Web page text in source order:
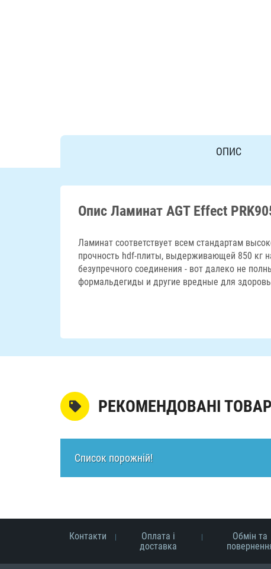
ОПИС
Опис Ламинат AGT Effect
Ламинат соответствует всем стандартам
прочность hdf-плиты, выдерживающей 850 кг
безупречного соединения - вот далеко не
формальдегиды и другие вредные для
РЕКОМЕНДОВАНІ
Список порожній!
Контакти
Оплата і
доставка
Обмін та